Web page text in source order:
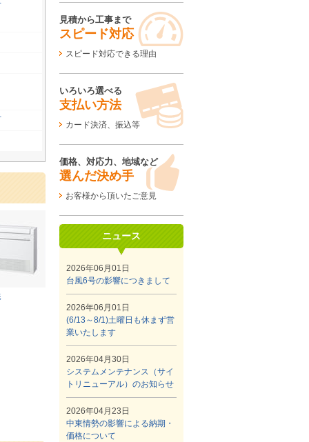
見積から工事まで
スピード対応
スピード対応できる理由
いろいろ選べる
支払い方法
カード決済、振込等
価格、対応力、地域など
選んだ決め手
お客様から頂いたご意見
ニュース
2026年06月01日
台風6号の影響につきまして
2026年06月01日
(6/13～8/1)土曜日も休まず営
業いたします
2026年04月30日
システムメンテナンス（サイ
トリニューアル）のお知らせ
2026年04月23日
中東情勢の影響による納期・
価格について